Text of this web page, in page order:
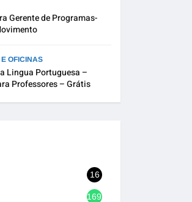
Gerente de Programas-
OFICINAS
Lingua Portuguesa –
Professores – Grátis
16
1692